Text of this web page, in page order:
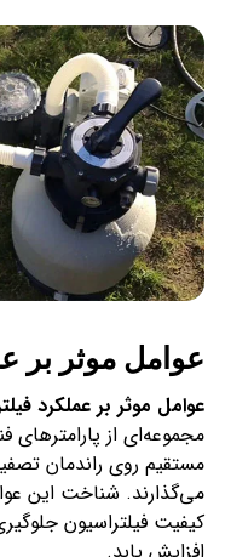
عوامل موثر بر
عوامل موثر بر عملکرد
مجموعه‌ای از پارامترهای
مستقیم روی راندمان
می‌گذارند. شناخت این
کیفیت فیلتراسیون